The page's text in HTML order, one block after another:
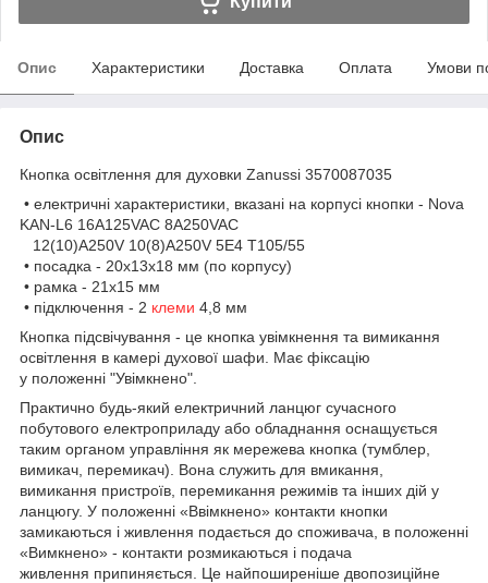
Опис Характеристики Доставка Оплата Умови
Опис
Кнопка освітлення для духовки Zanussi 3570087035
• електричні характеристики, вказані на корпусі кнопки - Nova
KAN-L6 16A125VAC 8A250VAC
12(10)A250V 10(8)A250V 5E4 T105/55
• посадка - 20х13х18 мм (по корпусу)
• рамка - 21х15 мм
• підключення - 2 клеми 4,8 мм
Кнопка підсвічування - це кнопка увімкнення та вимикання
освітлення в камері духової шафи. Має фіксацію
у положенні "Увімкнено".
Практично будь-який електричний ланцюг сучасного
побутового електроприладу або обладнання оснащується
таким органом управління як мережева кнопка (тумблер,
вимикач, перемикач). Вона служить для вмикання,
вимикання пристроїв, перемикання режимів та інших дій у
ланцюгу. У положенні «Ввімкнено» контакти кнопки
замикаються і живлення подається до споживача, в положенні
«Вимкнено» - контакти розмикаються і подача
живлення припиняється. Це найпоширеніше двопозиційне